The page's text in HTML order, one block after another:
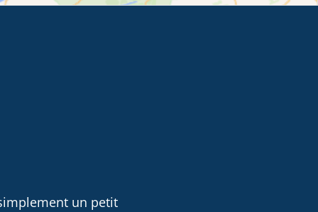
un petit